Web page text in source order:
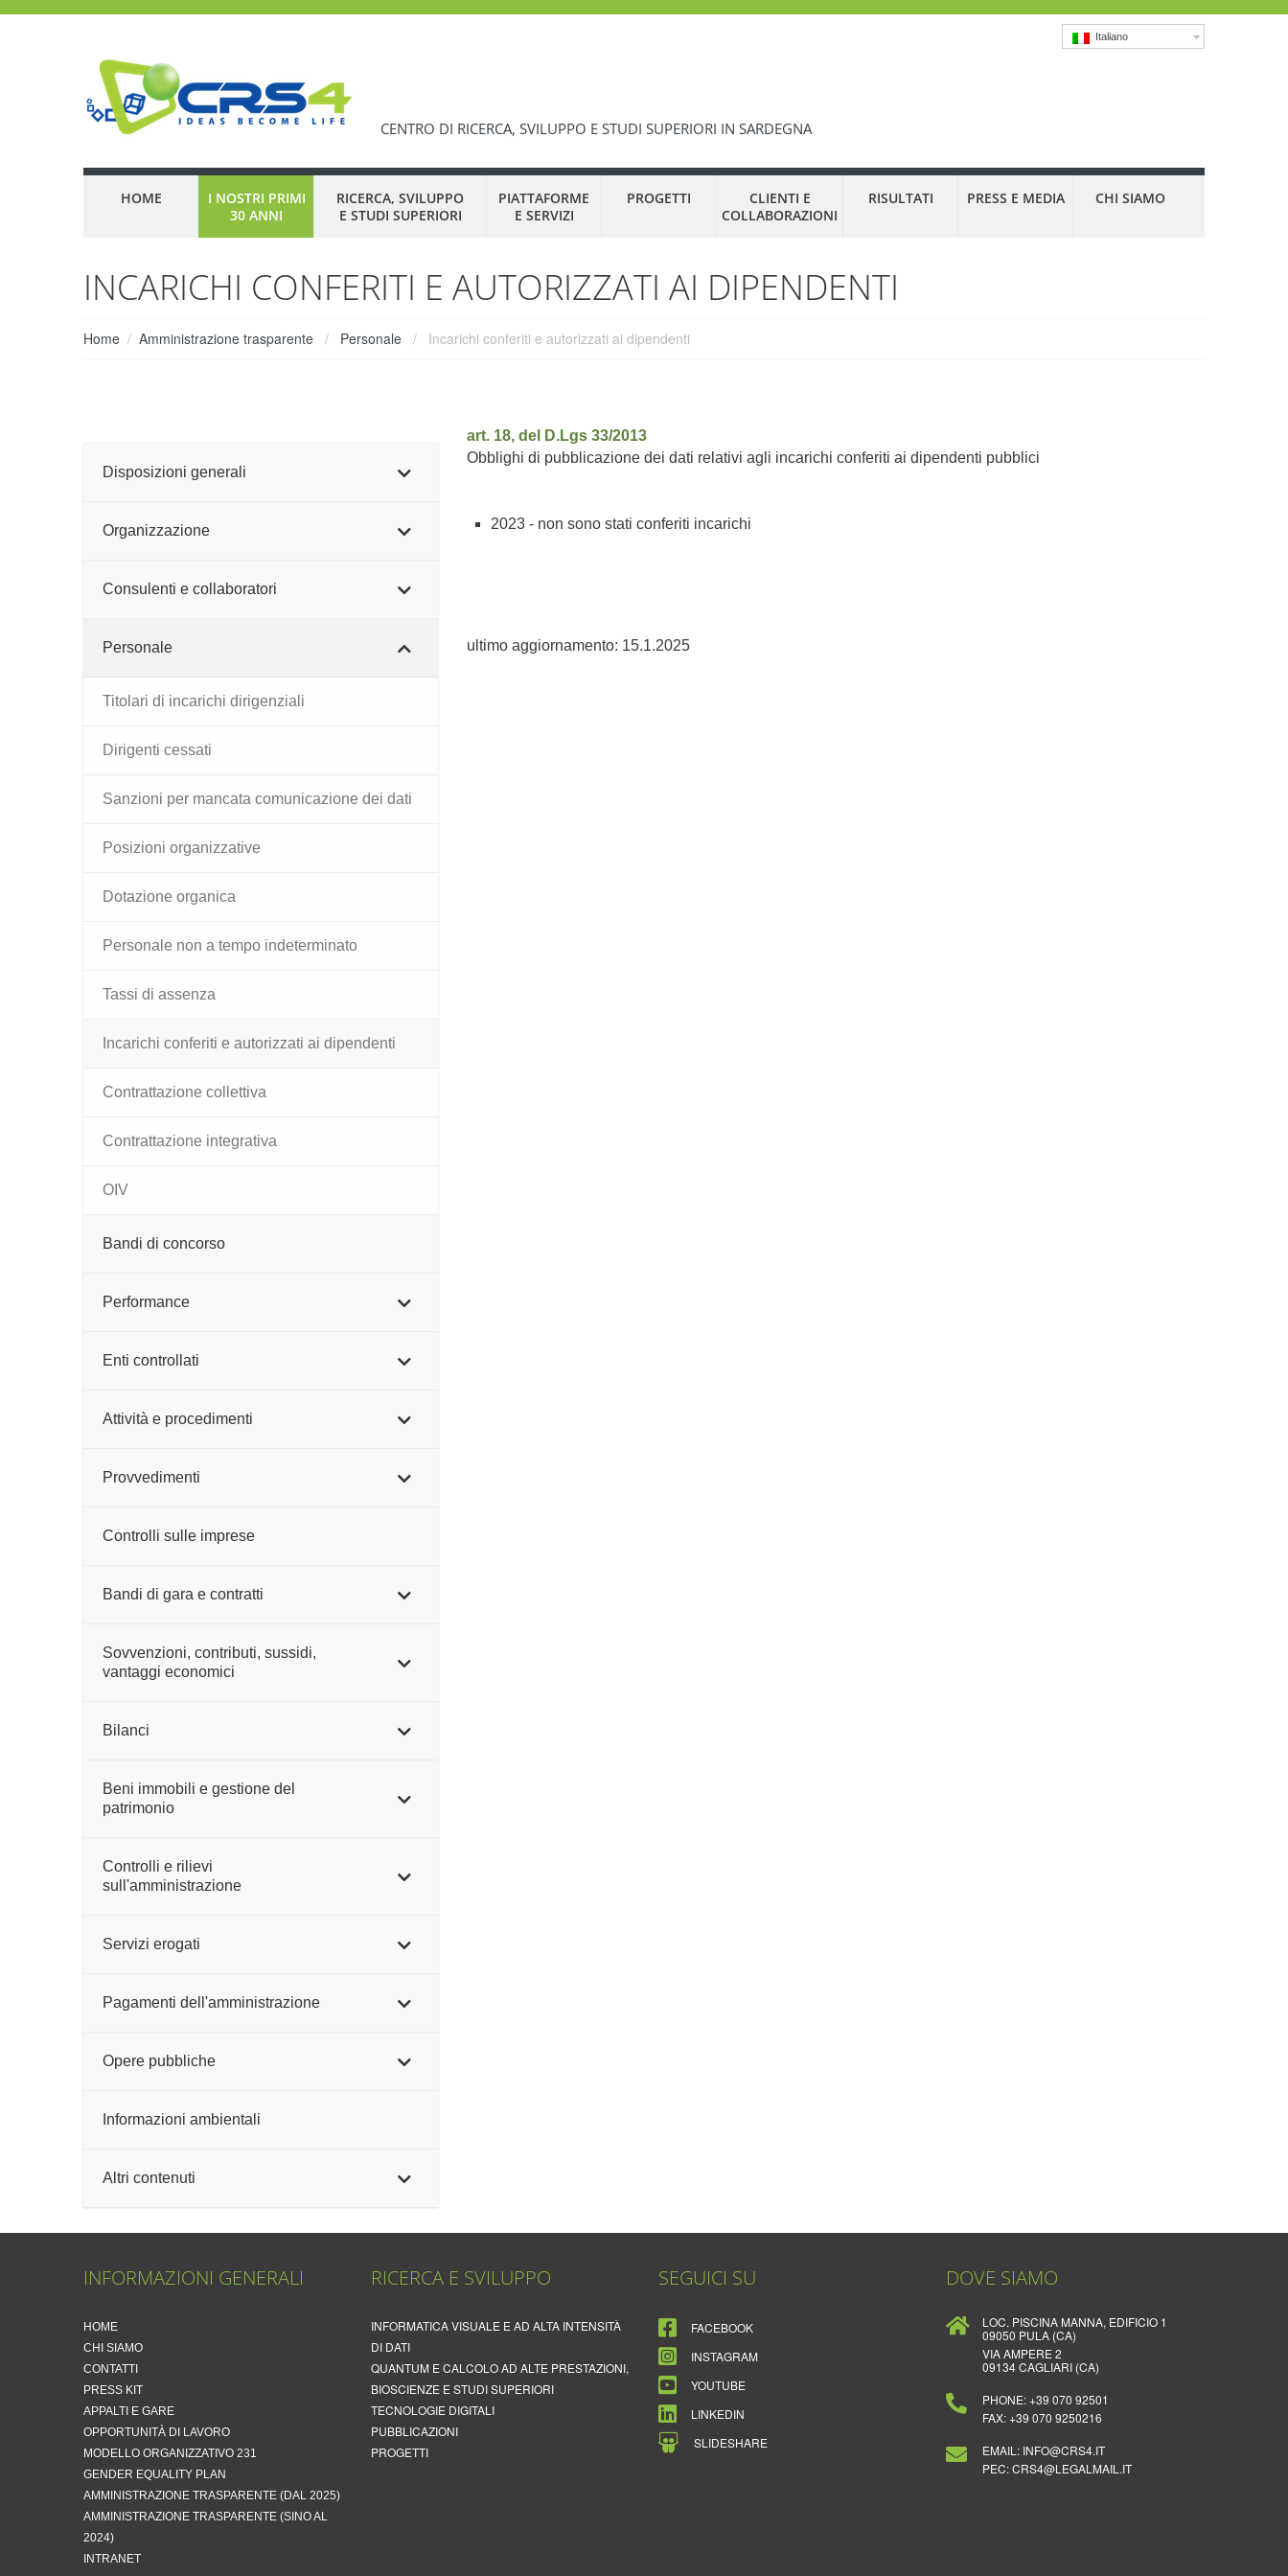
Italiano
CENTRO DI RICERCA, SVILUPPO E STUDI SUPERIORI IN SARDEGNA
HOME
I NOSTRI PRIMI
30 ANNI
RICERCA, SVILUPPO
E STUDI SUPERIORI
PIATTAFORME
E SERVIZI
PROGETTI
CLIENTI E
COLLABORAZIONI
RISULTATI PRESS E MEDIA CHI SIAMO
INCARICHI CONFERITI E AUTORIZZATI AI DIPENDENTI
Home Amministrazione trasparente Personale Incarichi conferiti e autorizzati ai dipendenti
Disposizioni generali
Organizzazione
Consulenti e collaboratori
Personale
Titolari di incarichi dirigenziali
Dirigenti cessati
Sanzioni per mancata comunicazione dei dati
Posizioni organizzative
Dotazione organica
Personale non a tempo indeterminato
Tassi di assenza
Incarichi conferiti e autorizzati ai dipendenti
Contrattazione collettiva
Contrattazione integrativa
OIV
Bandi di concorso
Performance
Enti controllati
Attività e procedimenti
Provvedimenti
Controlli sulle imprese
Bandi di gara e contratti
Sovvenzioni, contributi, sussidi,
vantaggi economici
Bilanci
Beni immobili e gestione del
patrimonio
Controlli e rilievi
sull'amministrazione
Servizi erogati
Pagamenti dell'amministrazione
Opere pubbliche
Informazioni ambientali
Altri contenuti
art. 18, del D.Lgs 33/2013
Obblighi di pubblicazione dei dati relativi agli incarichi conferiti ai dipendenti pubblici
2023 - non sono stati conferiti incarichi
ultimo aggiornamento: 15.1.2025
HOME
CHI SIAMO
CONTATTI
PRESS KIT
APPALTI E GARE
OPPORTUNITÀ DI LAVORO
MODELLO ORGANIZZATIVO 231
GENDER EQUALITY PLAN
AMMINISTRAZIONE TRASPARENTE (DAL 2025)
AMMINISTRAZIONE TRASPARENTE (SINO AL
2024)
INTRANET
INFORMATICA VISUALE E AD ALTA INTENSITÀ
DI DATI
QUANTUM E CALCOLO AD ALTE PRESTAZIONI,
BIOSCIENZE E STUDI SUPERIORI
TECNOLOGIE DIGITALI
PUBBLICAZIONI
PROGETTI
SEGUICI SU
FACEBOOK
INSTAGRAM
YOUTUBE
LINKEDIN
SLIDESHARE
DOVE SIAMO
LOC. PISCINA MANNA, EDIFICIO 1
09050 PULA (CA)
VIA AMPERE 2
09134 CAGLIARI (CA)
PHONE:+39 070 92501
FAX:+39 070 9250216
EMAIL: INFO@CRS4.IT
PEC: CRS4@LEGALMAIL.IT